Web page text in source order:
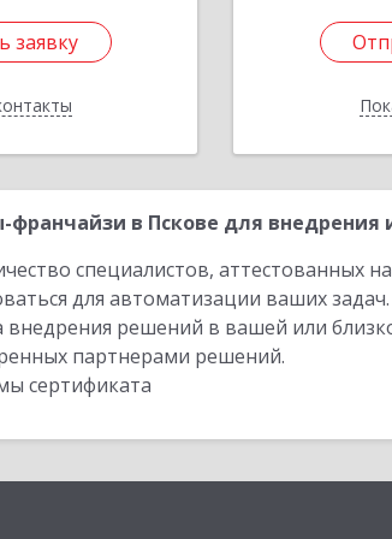
заявку
заявку
в Пскове для
специалистов, аттестованных
для автоматизации ваших задач.
решений в вашей или
партнерами решений.
сертификата